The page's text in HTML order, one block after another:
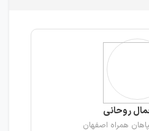
روحانی
همراه اصفهان